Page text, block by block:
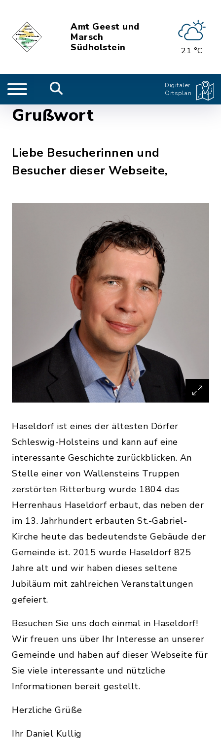
Amt Geest und
Marsch
Südholstein
21 °C
Digitaler
Ortsplan
Grußwort
Liebe Besucherinnen und
Besucher dieser Webseite,
Haseldorf ist eines der ältesten Dörfer
Schleswig-Holsteins und kann auf eine
interessante Geschichte zurückblicken. An
Stelle einer von Wallensteins Truppen
zerstörten Ritterburg wurde 1804 das
Herrenhaus Haseldorf erbaut, das neben der
im 13. Jahrhundert erbauten St.-Gabriel-
Kirche heute das bedeutendste Gebäude der
Gemeinde ist. 2015 wurde Haseldorf 825
Jahre alt und wir haben dieses seltene
Jubiläum mit zahlreichen Veranstaltungen
gefeiert.
Besuchen Sie uns doch einmal in Haseldorf!
Wir freuen uns über Ihr Interesse an unserer
Gemeinde und haben auf dieser Webseite für
Sie viele interessante und nützliche
Informationen bereit gestellt.
Herzliche Grüße
Ihr Daniel Kullig